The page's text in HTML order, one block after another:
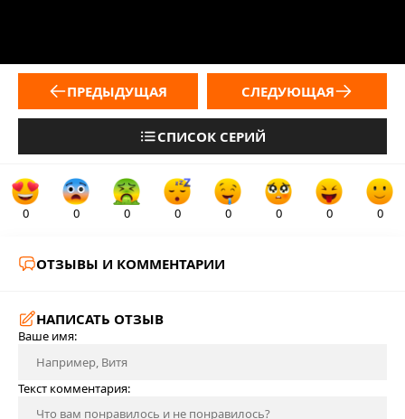
ПРЕДЫДУЩАЯ
СПИСОК СЕРИЙ
СЛЕДУЮЩАЯ
0 0 0 0 0 0 0 0
ОТЗЫВЫ И КОММЕНТАРИИ
НАПИСАТЬ ОТЗЫВ
Ваше имя:
Текст комментария: